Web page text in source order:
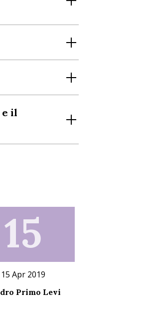
e il
15
Apr 2019
Primo Levi